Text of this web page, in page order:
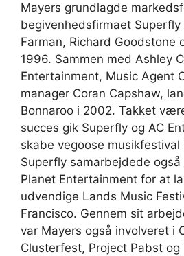
Mayers grundlagde
begivenhedsfirmaet Superfly
Farman, Richard Goodstone
1996. Sammen med Ashley
Entertainment, Music Agent
manager Coran Capshaw,
Bonnaroo i 2002. Takket
succes gik Superfly og AC
skabe vegoose musikfestival
Superfly samarbejdede
Planet Entertainment for at
udvendige Lands Music
Francisco. Gennem sit
var Mayers også involveret i
Clusterfest, Project Pabst og